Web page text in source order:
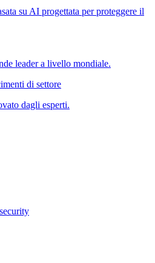
su AI progettata per proteggere il
leader a livello mondiale.
di settore
dagli esperti.